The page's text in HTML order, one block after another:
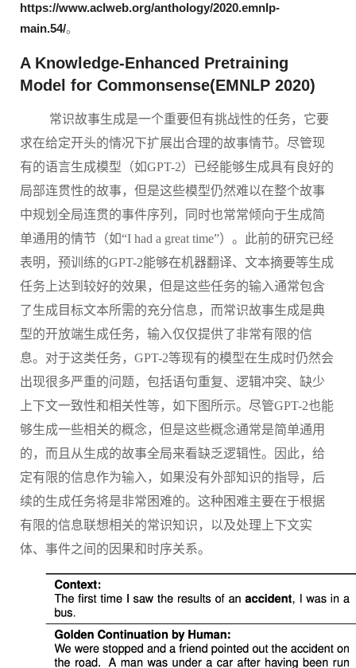
https://www.aclweb.org/anthology/2020.emnlp-
main.54/。
A Knowledge-Enhanced Pretraining
Model for Commonsense(EMNLP 2020)
常识故事生成是一个重要但有挑战性的任务，它要
求在给定开头的情况下扩展出合理的故事情节。尽管现
有的语言生成模型（如GPT-2）
已经能够生成具有良好的
局部连贯性的故事，但是这些模型仍然难以在整个故事
中规划全局连贯的事件序列，同时也常常倾向于生成简
单通用的情节（如“I had a great time”）。此前的研究已经
表明，预训练的GPT-2能够在机器翻译、文本摘要等生成
任务上达到较好的效果，但是这些任务的输入通常包含
了生成目标文本所需的充分信息 ，而常识故事生成是典
型的开放端生成任务， 输入仅仅提供了非常有限的信
息。对于这类任务， GPT-2等现有的模型在生成时仍然会
出现很多严重的问题，包括语句重复、逻辑冲突、缺少
上下文一致性和相关性等， 如下图 所示。尽管GPT-2也能
够生成一些相关的概念，但是这些概念通常是简单通用
的，而且从生成的故事全局来看缺乏逻辑性。因此，给
定有限的信息作为输入，如果没有外部知识的指导，后
续的生成任务将是非常困难的。这种困难主要在于根据
有限的信息联想相关的常识知识， 以及处理上下文实
体、事件之间的因果和时序关系。